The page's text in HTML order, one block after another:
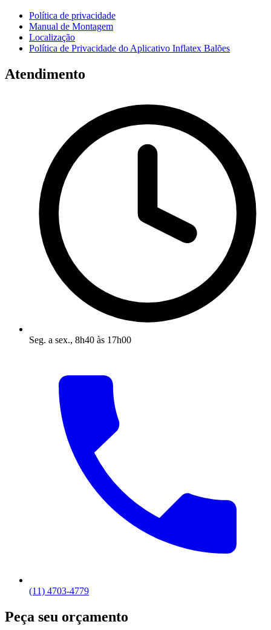
Política de privacidade
Manual de Montagem
Localização
Política de Privacidade do Aplicativo Inflatex Balões
Atendimento
Seg. a sex., 8h40 às 17h00
(11) 4703-4779
Peça seu orçamento